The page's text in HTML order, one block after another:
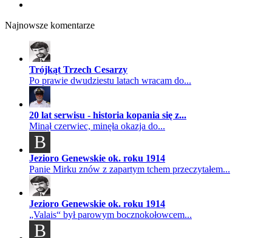
Najnowsze komentarze
Trójkąt Trzech Cesarzy
Po prawie dwudziestu latach wracam do...
20 lat serwisu - historia kopania się z...
Minął czerwiec, minęła okazja do...
B
Jezioro Genewskie ok. roku 1914
Panie Mirku znów z zapartym tchem przeczytałem...
Jezioro Genewskie ok. roku 1914
„Valais“ był parowym bocznokołowcem...
B